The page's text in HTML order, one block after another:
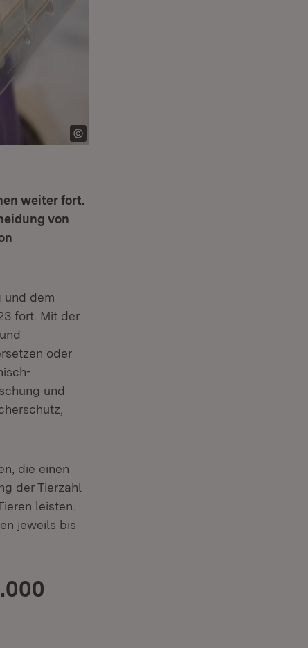
weiter fort.
von
und dem
fort. Mit der
oder
und
die einen
der Tierzahl
leisten.
jeweils bis